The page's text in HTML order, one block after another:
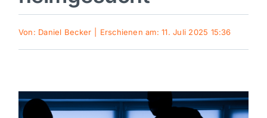
Panorama
Von: Daniel Becker Erschienen am: 11. Juli 2025 15:36